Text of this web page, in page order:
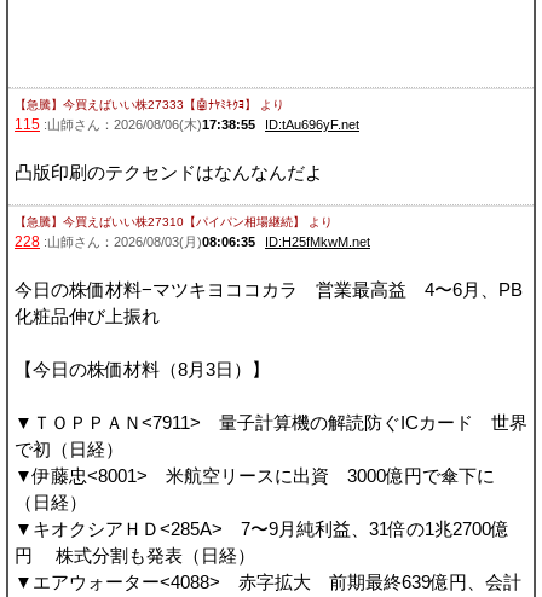
【急騰】今買えばいい株27333【🤖ﾅﾔﾐｷｸﾖ】 より
115 :山師さん：2026/08/06(木)17:38:55 ID:tAu696yF.net
凸版印刷のテクセンドはなんなんだよ
【急騰】今買えばいい株27310【パイパン相場継続】 より
228 :山師さん：2026/08/03(月)08:06:35 ID:H25fMkwM.net
今日の株価材料−マツキヨココカラ 営業最高益 4〜6月、PB
化粧品伸び上振れ
【今日の株価材料（8月3日）】
▼ＴＯＰＰＡＮ<7911> 量子計算機の解読防ぐICカード 世界
で初（日経）
▼伊藤忠<8001> 米航空リースに出資 3000億円で傘下に
（日経）
▼キオクシアＨＤ<285A> 7〜9月純利益、31倍の1兆2700億
円 株式分割も発表（日経）
▼エアウォーター<4088> 赤字拡大 前期最終639億円、会計